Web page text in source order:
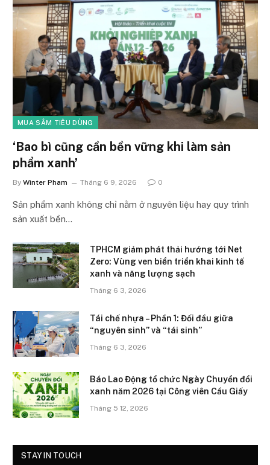
MUA SẮM TIÊU DÙNG
‘Bao bì cũng cần bền vững khi làm sản
phẩm xanh’
By Winter Pham Tháng 6 9, 2026 0
Sản phẩm xanh không chỉ nằm ở nguyên liệu hay quy trình
sản xuất bền…
TPHCM giảm phát thải hướng tới Net
Zero: Vùng ven biển triển khai kinh tế
xanh và năng lượng sạch
Tháng 6 3, 2026
Tái chế nhựa – Phần 1: Đối đầu giữa
“nguyên sinh” và “tái sinh”
Tháng 6 3, 2026
Báo Lao Động tổ chức Ngày Chuyển đổi
xanh năm 2026 tại Công viên Cầu Giấy
Tháng 5 12, 2026
STAY IN TOUCH